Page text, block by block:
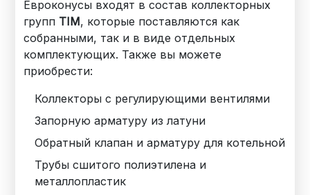
Евроконусы входят в состав коллекторных
групп TIM, которые поставляются как
собранными, так и в виде отдельных
комплектующих. Также вы можете
приобрести:
Коллекторы с регулирующими вентилями
Запорную арматуру из латуни
Обратный клапан и арматуру для котельной
Трубы сшитого полиэтилена и
металлопластик